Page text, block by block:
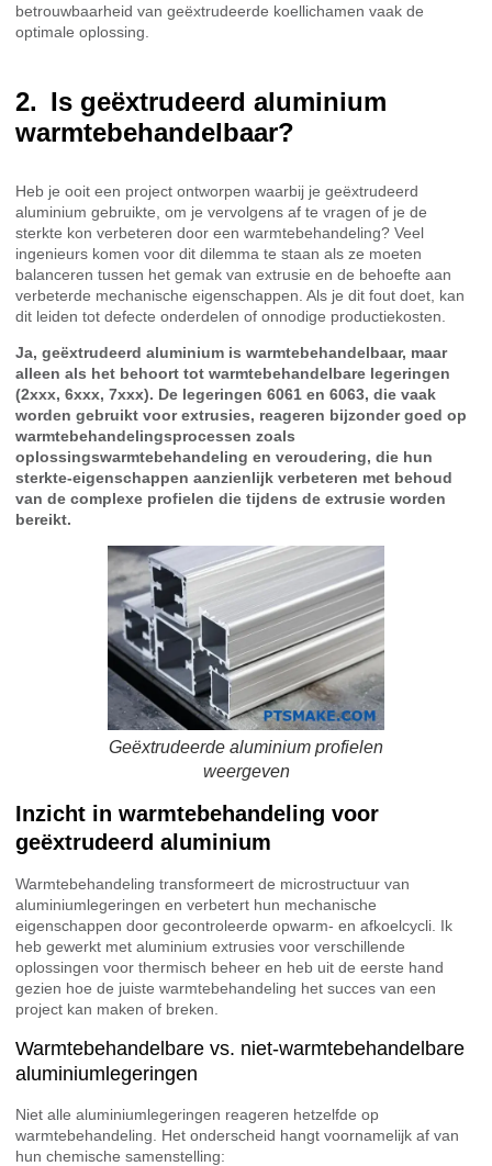
betrouwbaarheid van geëxtrudeerde koellichamen vaak de
optimale oplossing.
Is geëxtrudeerd aluminium
warmtebehandelbaar?
Heb je ooit een project ontworpen waarbij je geëxtrudeerd
aluminium gebruikte, om je vervolgens af te vragen of je de
sterkte kon verbeteren door een warmtebehandeling? Veel
ingenieurs komen voor dit dilemma te staan als ze moeten
balanceren tussen het gemak van extrusie en de behoefte aan
verbeterde mechanische eigenschappen. Als je dit fout doet, kan
dit leiden tot defecte onderdelen of onnodige productiekosten.
Ja, geëxtrudeerd aluminium is warmtebehandelbaar, maar
alleen als het behoort tot warmtebehandelbare legeringen
(2xxx, 6xxx, 7xxx). De legeringen 6061 en 6063, die vaak
worden gebruikt voor extrusies, reageren bijzonder goed op
warmtebehandelingsprocessen zoals
oplossingswarmtebehandeling en veroudering, die hun
sterkte-eigenschappen aanzienlijk verbeteren met behoud
van de complexe profielen die tijdens de extrusie worden
bereikt.
Geëxtrudeerde aluminium profielen
weergeven
Inzicht in warmtebehandeling voor
geëxtrudeerd aluminium
Warmtebehandeling transformeert de microstructuur van
aluminiumlegeringen en verbetert hun mechanische
eigenschappen door gecontroleerde opwarm- en afkoelcycli. Ik
heb gewerkt met aluminium extrusies voor verschillende
oplossingen voor thermisch beheer en heb uit de eerste hand
gezien hoe de juiste warmtebehandeling het succes van een
project kan maken of breken.
Warmtebehandelbare vs. niet-warmtebehandelbare
aluminiumlegeringen
Niet alle aluminiumlegeringen reageren hetzelfde op
warmtebehandeling. Het onderscheid hangt voornamelijk af van
hun chemische samenstelling: